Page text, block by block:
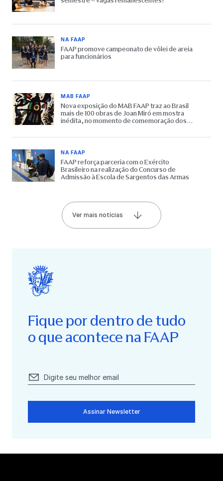
NA FAAP
FAAP promove campeonato de vôlei de areia
para funcionários
MAB FAAP
Nova exposição do MAB FAAP traz ao Brasil
mais de 100 obras de Joan Miró em mostra
inédita, no momento de comemoração dos
NA FAAP
FAAP reforça parceria com o Exército
Brasileiro na realização do Concurso de
Admissão à Escola de Sargentos das Armas
Ver mais notícias
Fique por dentro de tudo
o que acontece na FAAP
Assinar Newsletter